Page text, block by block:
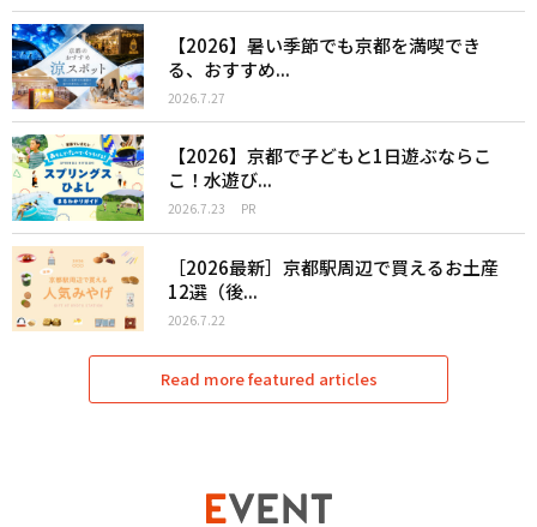
【2026】暑い季節でも京都を満喫でき
る、おすすめ...
2026.7.27
【2026】京都で子どもと1日遊ぶならこ
こ！水遊び...
2026.7.23 PR
［2026最新］京都駅周辺で買えるお土産
12選（後...
2026.7.22
Read more featured articles